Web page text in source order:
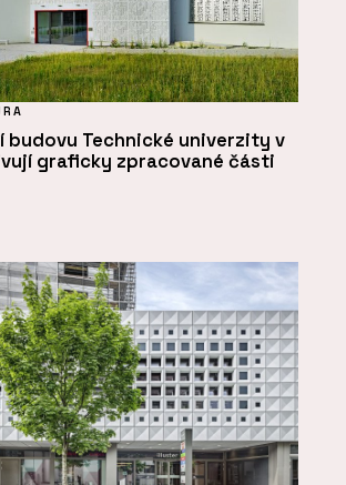
budovu Technické univerzity v
graficky zpracované části